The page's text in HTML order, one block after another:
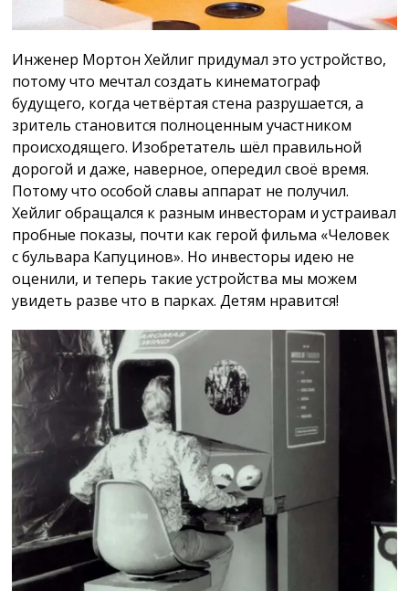
Инженер Мортон Хейлиг придумал это устройство,
потому что мечтал создать кинематограф
будущего, когда четвёртая стена разрушается, а
зритель становится полноценным участником
происходящего. Изобретатель шёл правильной
дорогой и даже, наверное, опередил своё время.
Потому что особой славы аппарат не получил.
Хейлиг обращался к разным инвесторам и устраивал
пробные показы, почти как герой фильма «Человек
с бульвара Капуцинов». Но инвесторы идею не
оценили, и теперь такие устройства мы можем
увидеть разве что в парках. Детям нравится!